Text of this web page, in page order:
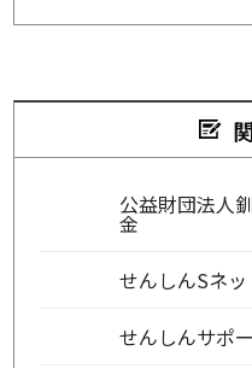
公益財団法人
金
せんしんSネッ
せんしんサポ